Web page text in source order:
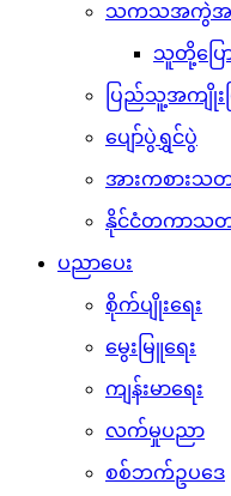
သကသအကွဲအ
သူတို့ပြေ
ပြည်သူ့အကျိုး
ပျော်ပွဲရွှင်ပွဲ
အားကစားသတ
နိုင်ငံတကာသတ
ပညာပေး
စိုက်ပျိုးရေး
မွေးမြူရေး
ကျန်းမာရေး
လက်မှုပညာ
စစ်ဘက်ဥပဒေ